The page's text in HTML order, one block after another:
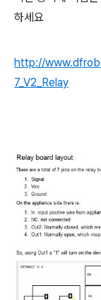
하세요
http://
7_V2_Relay